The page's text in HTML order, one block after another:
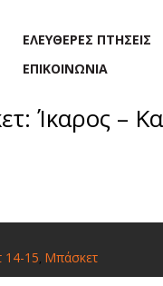
ΕΛΕΥΘΕΡΕΣ ΠΤΗΣΕΙΣ
ΕΠΙΚΟΙΝΩΝΙΑ
Ίκαρος –
14-15, Μπάσκετ